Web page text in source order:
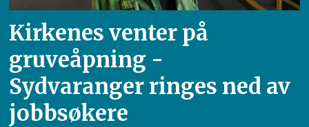
Kirkenes venter på
gruveåpning -
Sydvaranger ringes ned av
jobbsøkere